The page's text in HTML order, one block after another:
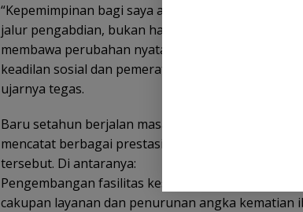
“Kepemimpinan bagi saya adalah amanah besar.
jalur pengabdian, bukan hanya medan tarik ulur
membawa perubahan nyata bagi masyarakat Deli
keadilan sosial dan pemerataan pembangunan
ujarnya tegas.
Baru setahun berjalan masa kepemimpinannya, dr.
mencatat berbagai prestasi konkret yang
tersebut. Di antaranya:
Pengembangan fasilitas kesehatan dengan
cakupan layanan dan penurunan angka kematian